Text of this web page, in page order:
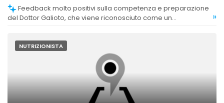
del Dottor Galioto, che viene riconosciuto come un
»
NUTRIZIONISTA